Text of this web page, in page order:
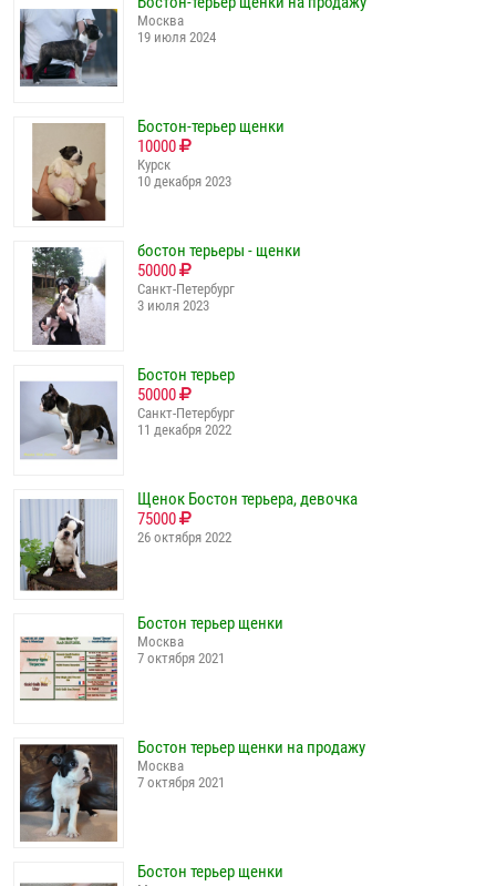
Москва
19 июля 2024
Бостон-терьер щенки
10000
Курск
10 декабря 2023
бостон терьеры - щенки
50000
Санкт-Петербург
3 июля 2023
Бостон терьер
50000
Санкт-Петербург
11 декабря 2022
Щенок Бостон терьера, девочка
75000
26 октября 2022
Бостон терьер щенки
Москва
7 октября 2021
Бостон терьер щенки на продажу
Москва
7 октября 2021
Бостон терьер щенки